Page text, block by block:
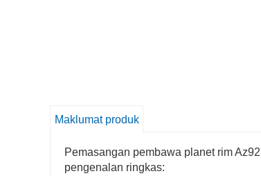
Maklumat produk
Pemasangan pembawa planet rim
pengenalan ringkas: